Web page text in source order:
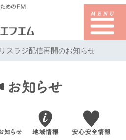
リスラジ配信再開のお知らせ